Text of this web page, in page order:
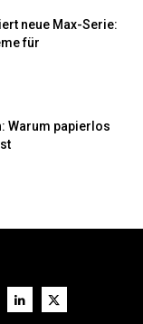
neue Max-Serie:
für
Warum papierlos